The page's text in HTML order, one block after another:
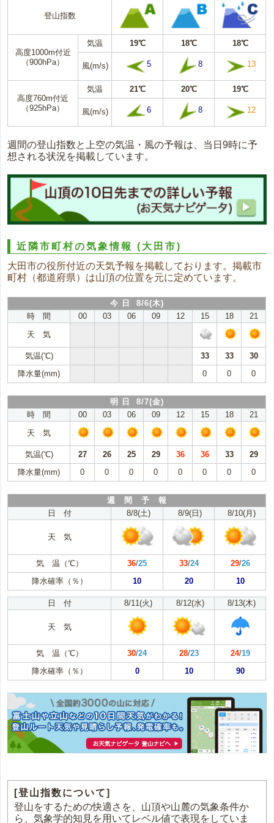
登山指数
高度1000m付近
（900hPa）
気温 19℃ 18℃ 18℃
風(m/s) 5 8 13
高度760m付近
（925hPa）
気温 21℃ 20℃ 19℃
風(m/s) 6 8 12
週間の登山指数と上空の気温・風の予報は、当日9時に予
想される状況を掲載しています。
近隣市町村の気象情報(大田市)
大田市の役所付近の天気予報を掲載しております。掲載市
町村（都道府県）は山頂の位置を元に定めています。
今 日 8/6(木)
時 間
00 03 06 09 12 15 18
21
天 気
気温(℃) 33 33
30
降水量(mm)
0 0 0
明 日 8/7(金)
時 間
00 03 06 09 12 15 18
21
天 気
気温(℃) 27 26 25 29 36 36 33
29
降水量(mm)
0 0 0 0 0 0 0 0
週 間 予 報
日 付
8/8(土) 8/9(日) 8/10(月)
天 気
気 温（℃） 36/25 33/24 29/26
降水確率（％）
10 20 10
日 付 8/11(火) 8/12(水) 8/13(木)
天 気
気 温（℃） 30/24 28/23 24/19
降水確率（％）
0 10 90
[登山指数について]
登山をするための快適さを、山頂や山麓の気象条件か
ら、気象学的知見を用いてレベル値で表現をしていま